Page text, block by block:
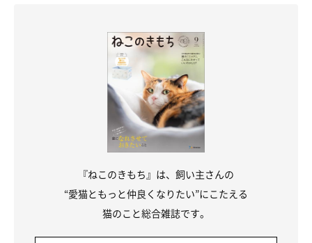
『ねこのきもち』は、飼い主さんの
“愛猫ともっと仲良くなりたい”にこたえる
猫のこと総合雑誌です。